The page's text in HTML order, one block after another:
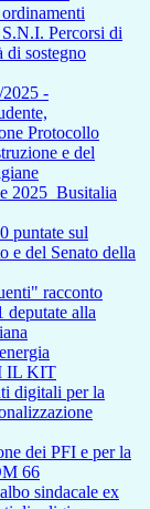
Percorsi di
di sostegno
-
Protocollo
e del
2025_Busitalia
puntate sul
e del Senato della
racconto
deputate alla
IL KIT
digitali per la
dei PFI e per la
66
sindacale ex